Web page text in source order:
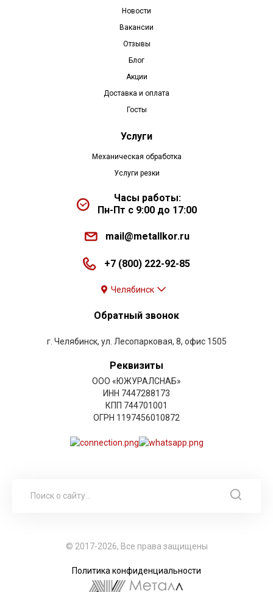
Новости
Вакансии
Отзывы
Блог
Акции
Доставка и оплата
Госты
Услуги
Механическая обработка
Услуги резки
Часы работы:
Пн-Пт с 9:00 до 17:00
mail@metallkor.ru
+7 (800) 222-92-85
Челябинск
Обратный звонок
г. Челябинск, ул. Лесопарковая, 8, офис 1505
Реквизиты
ООО «ЮЖУРАЛСНАБ»
ИНН 7447288173
КПП 744701001
ОГРН 1197456010872
© 2017-2026, Все права защищены
Политика конфиденциальности